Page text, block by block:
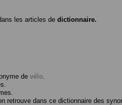
les articles de dictionnaire.
de vélo
retrouve dans ce dictionnaire des